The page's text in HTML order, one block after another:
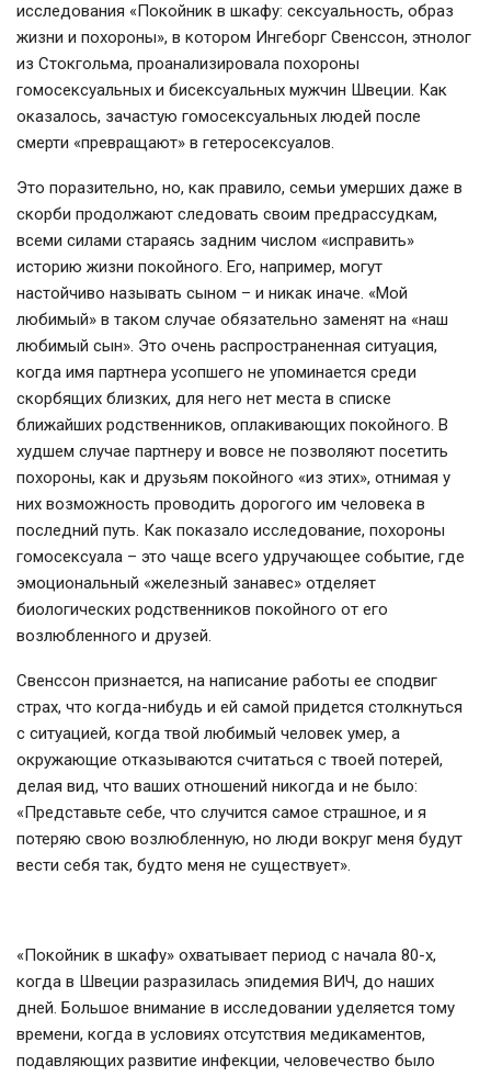
исследования «Покойник в шкафу: сексуальность, образ
жизни и похороны», в котором Ингеборг Свенссон, этнолог
из Стокгольма, проанализировала похороны
гомосексуальных и бисексуальных мужчин Швеции. Как
оказалось, зачастую гомосексуальных людей после
смерти «превращают» в гетеросексуалов.
Это поразительно, но, как правило, семьи умерших даже в
скорби продолжают следовать своим предрассудкам,
всеми силами стараясь задним числом «исправить»
историю жизни покойного. Его, например, могут
настойчиво называть сыном – и никак иначе. «Мой
любимый» в таком случае обязательно заменят на «наш
любимый сын». Это очень распространенная ситуация,
когда имя партнера усопшего не упоминается среди
скорбящих близких, для него нет места в списке
ближайших родственников, оплакивающих покойного. В
худшем случае партнеру и вовсе не позволяют посетить
похороны, как и друзьям покойного «из этих», отнимая у
них возможность проводить дорогого им человека в
последний путь. Как показало исследование, похороны
гомосексуала – это чаще всего удручающее событие, где
эмоциональный «железный занавес» отделяет
биологических родственников покойного от его
возлюбленного и друзей.
Свенссон признается, на написание работы ее сподвиг
страх, что когда-нибудь и ей самой придется столкнуться
с ситуацией, когда твой любимый человек умер, а
окружающие отказываются считаться с твоей потерей,
делая вид, что ваших отношений никогда и не было:
«Представьте себе, что случится самое страшное, и я
потеряю свою возлюбленную, но люди вокруг меня будут
вести себя так, будто меня не существует».
«Покойник в шкафу» охватывает период с начала 80-х,
когда в Швеции разразилась эпидемия ВИЧ, до наших
дней. Большое внимание в исследовании уделяется тому
времени, когда в условиях отсутствия медикаментов,
подавляющих развитие инфекции, человечество было